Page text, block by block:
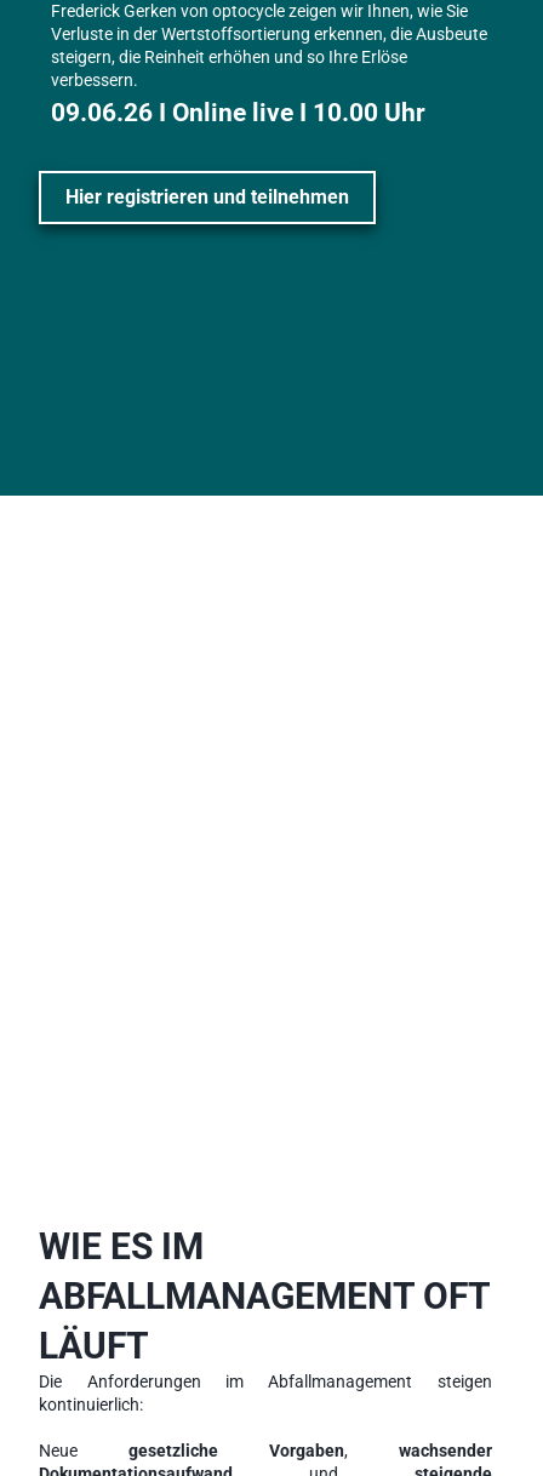
Frederick Gerken von optocycle zeigen wir Ihnen, wie Sie
Verluste in der Wertstoffsortierung erkennen, die Ausbeute
steigern, die Reinheit erhöhen und so Ihre Erlöse
verbessern.
09.06.26 I Online live I 10.00 Uhr
Hier registrieren und teilnehmen
WIE ES IM
ABFALLMANAGEMENT OFT
LÄUFT
Die Anforderungen im Abfallmanagement steigen
kontinuierlich:
Neue gesetzliche Vorgaben, wachsender